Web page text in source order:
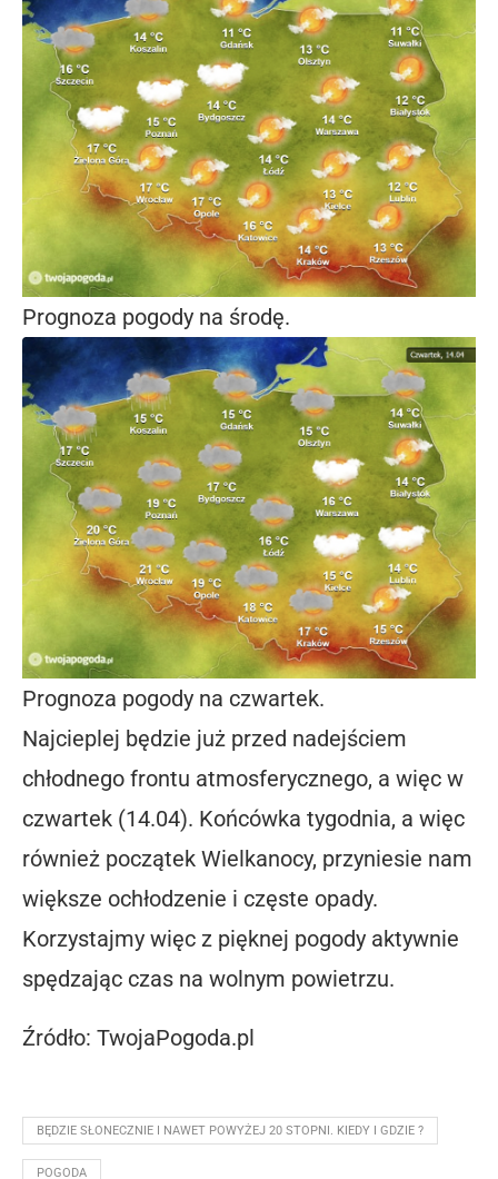
Prognoza pogody na środę.
Prognoza pogody na czwartek.
Najcieplej będzie już przed nadejściem
chłodnego frontu atmosferycznego, a więc w
czwartek (14.04). Końcówka tygodnia, a więc
również początek Wielkanocy, przyniesie nam
większe ochłodzenie i częste opady.
Korzystajmy więc z pięknej pogody aktywnie
spędzając czas na wolnym powietrzu.
Źródło: TwojaPogoda.pl
BĘDZIE SŁONECZNIE I NAWET POWYŻEJ 20 STOPNI. KIEDY I GDZIE ?
POGODA